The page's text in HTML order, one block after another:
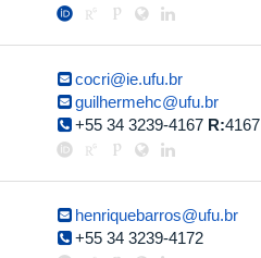
cocri@ie.ufu.br
guilhermehc@ufu.br
+55 34 3239-4167 R:4167
henriquebarros@ufu.br
+55 34 3239-4172